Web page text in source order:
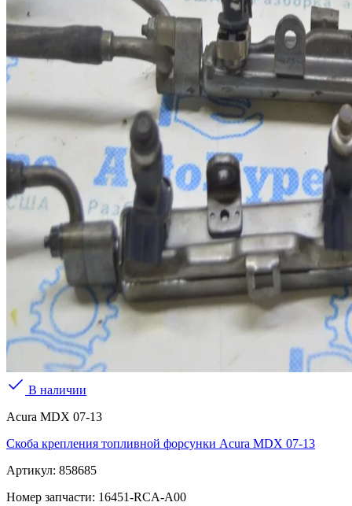
В наличии
Acura MDX 07-13
Скоба крепления топливной форсунки Acura MDX 07-13
Артикул: 858685
Номер запчасти: 16451-RCA-A00